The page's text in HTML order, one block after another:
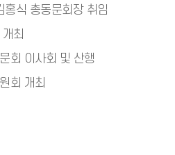
홍식 총동문회장 취임
최
회 이사회 및 산행
회 개최